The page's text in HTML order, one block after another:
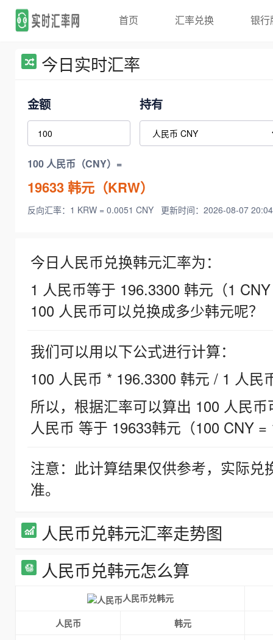
首页 汇率兑换 银行
今日实时汇率
金额 持有
100 人民币（CNY）=
19633韩元（KRW）
反向汇率：1 KRW = 0.0051 CNY 更新时间：2026-08-07
今日人民币兑换韩元汇率为：
1 人民币等于 196.3300 韩元（1
100 人民币可以兑换成多少韩元呢？
我们可以用以下公式进行计算：
100 人民币 * 196.3300 韩元 / 1 人民
所以，根据汇率可以算出 100 人民
人民币 等于 19633韩元（100 CNY =
注意：此计算结果仅供参考，实际
准。
人民币兑韩元汇率走势图
人民币兑韩元怎么算
人民币兑韩元
人民币
韩元